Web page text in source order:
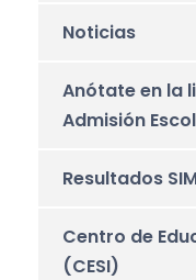
Noticias
Anótate en la
Admisión
Resultados
Centro de
(CESI)